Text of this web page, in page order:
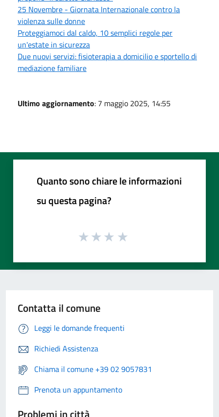
25 Novembre - Giornata Internazionale contro la
violenza sulle donne
Proteggiamoci dal caldo, 10 semplici regole per
un'estate in sicurezza
Due nuovi servizi: fisioterapia a domicilio e sportello di
mediazione familiare
Ultimo aggiornamento: 7 maggio 2025, 14:55
Quanto sono chiare le informazioni
su questa pagina?
Contatta il comune
Leggi le domande frequenti
Richiedi Assistenza
Chiama il comune +39 02 9057831
Prenota un appuntamento